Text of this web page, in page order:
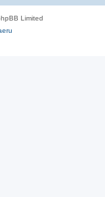
Limited